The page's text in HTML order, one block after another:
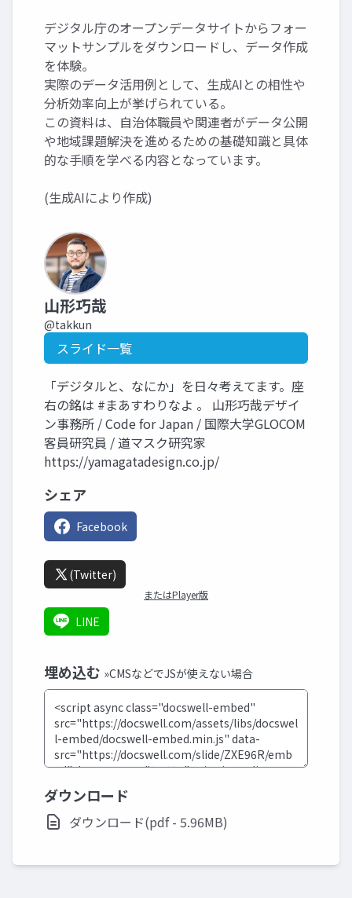
デジタル庁のオープンデータサイトからフォー
マットサンプルをダウンロードし、データ作成
を体験。
実際のデータ活用例として、生成AIとの相性や
分析効率向上が挙げられている。
この資料は、自治体職員や関連者がデータ公開
や地域課題解決を進めるための基礎知識と具体
的な手順を学べる内容となっています。
(生成AIにより作成)
山形巧哉
@takkun
スライド一覧
「デジタルと、なにか」を日々考えてます。座
右の銘は #まあすわりなよ 。 山形巧哉デザイ
ン事務所 / Code for Japan / 国際大学GLOCOM
客員研究員 / 道マスク研究家
https://yamagatadesign.co.jp/
シェア
Facebook
(Twitter)
またはPlayer版
LINE
埋め込む »CMSなどでJSが使えない場合
ダウンロード
ダウンロード(pdf - 5.96MB)